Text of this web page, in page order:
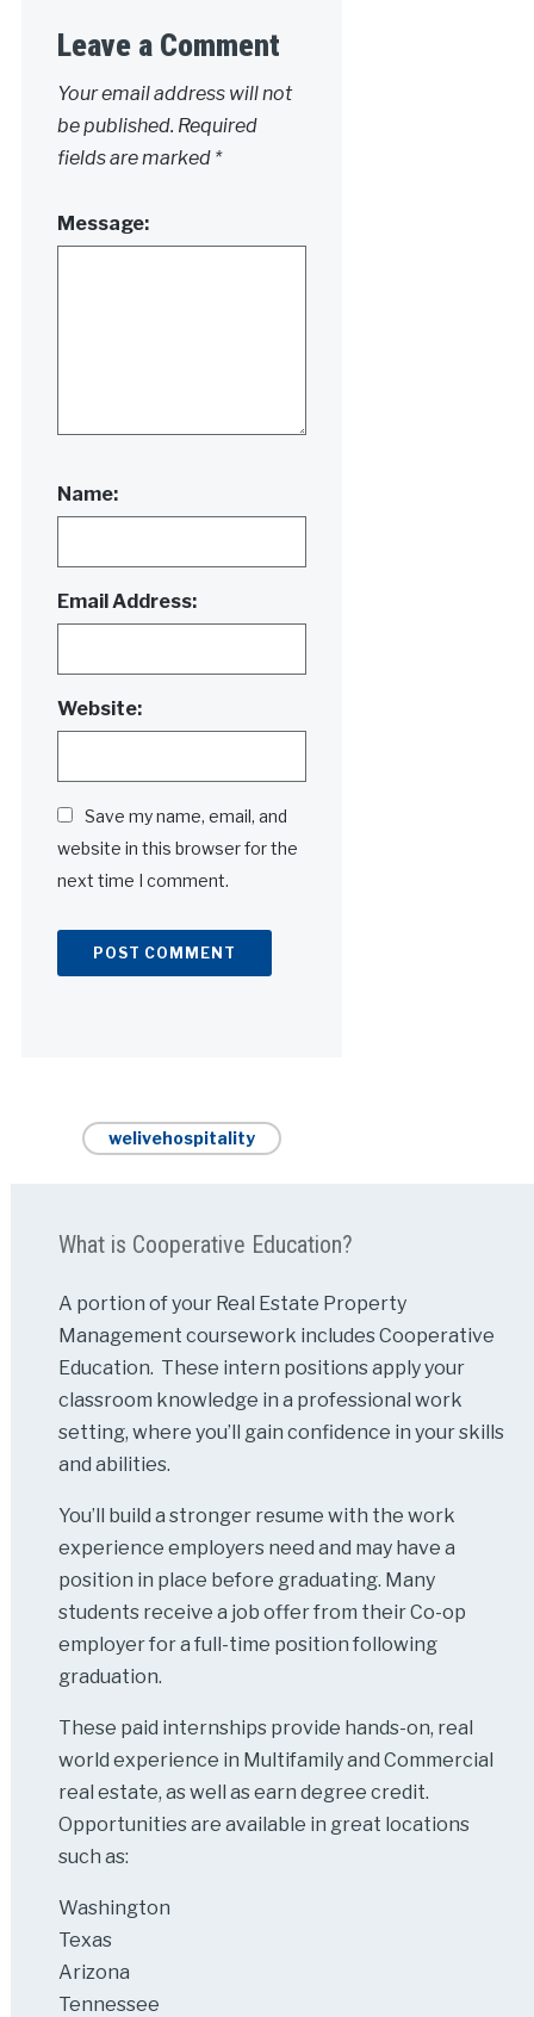
Leave a Comment
Your email address will not
be published. Required
fields are marked *
Message:
Name:
Email Address:
Website:
Save my name, email, and
website in this browser for the
next time I comment.
welivehospitality
What is Cooperative Education?
A portion of your Real Estate Property
Management coursework includes Cooperative
Education. These intern positions apply your
classroom knowledge in a professional work
setting, where you’ll gain confidence in your skills
and abilities.
You’ll build a stronger resume with the work
experience employers need and may have a
position in place before graduating. Many
students receive a job offer from their Co-op
employer for a full-time position following
graduation.
These paid internships provide hands-on, real
world experience in Multifamily and Commercial
real estate, as well as earn degree credit.
Opportunities are available in great locations
such as:
Washington
Texas
Arizona
Tennessee